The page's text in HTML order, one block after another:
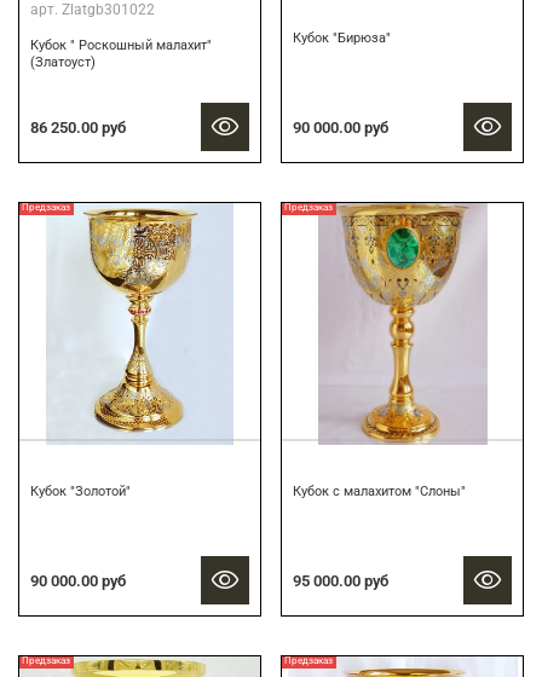
арт. Zlatgb301022
Кубок " Роскошный малахит"
(Златоуст)
86 250.00 руб
Кубок "Бирюза"
90 000.00 руб
Предзаказ
Кубок "Золотой"
90 000.00 руб
Предзаказ
Кубок c малахитом "Слоны"
95 000.00 руб
Предзаказ Предзаказ